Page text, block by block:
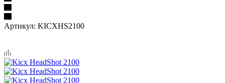
Артикул: KICXHS2100